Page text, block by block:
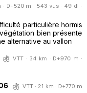
· D+520 m · 543 vus · 49 dl ·
particulière hormis
bien présente
alternative au vallon
VTT · 34 km · D+970 m ·
VTT · 21 km · D+770 m